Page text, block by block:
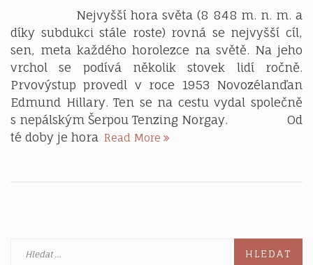
Nejvyšší hora světa (8 848 m. n. m. a
díky subdukci stále roste) rovná se nejvyšší cíl,
sen, meta každého horolezce na světě. Na jeho
vrchol se podívá několik stovek lidí ročně.
Prvovýstup provedl v roce 1953 Novozélanďan
Edmund Hillary. Ten se na cestu vydal společně
s nepálským Šerpou Tenzing Norgay. Od
té doby je hora Read More Jak